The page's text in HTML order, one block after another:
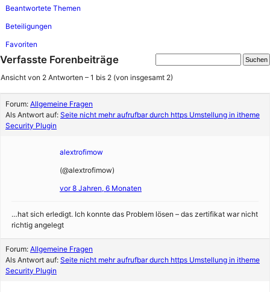
Beantwortete Themen
Beteiligungen
Favoriten
Verfasste Forenbeiträge
Ansicht von 2 Antworten – 1 bis 2 (von insgesamt 2)
Forum: Allgemeine Fragen
Als Antwort auf: Seite nicht mehr aufrufbar durch https Umstellung in itheme
Security Plugin
alextrofimow
(@alextrofimow)
vor 8 Jahren, 6 Monaten
…hat sich erledigt. Ich konnte das Problem lösen – das zertifikat war nicht
richtig angelegt
Forum: Allgemeine Fragen
Als Antwort auf: Seite nicht mehr aufrufbar durch https Umstellung in itheme
Security Plugin